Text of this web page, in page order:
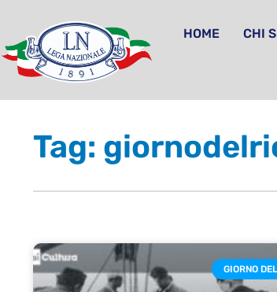
HOME CHI
Tag:
GIORNO